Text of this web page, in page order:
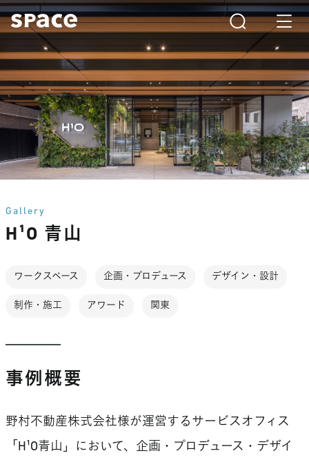
Gallery
H¹O 青山
ワークスペース 企画・プロデュース デザイン・設計
制作・施工 アワード 関東
事例概要
野村不動産株式会社様が運営するサービスオフィス
「H¹O青山」において、企画・プロデュース・デザイ